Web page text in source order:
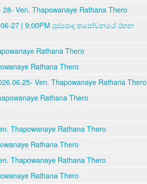
Thapowanaye Rathana Thero
27 | 9:00PM පුජ්‍යපාද තපෝවනයේ රතන
Rathana Thero
Rathana Thero
Ven. Thapowanaye Rathana Thero
Rathana Thero
Rathana Thero
Rathana Thero
Rathana Thero
Rathana Thero